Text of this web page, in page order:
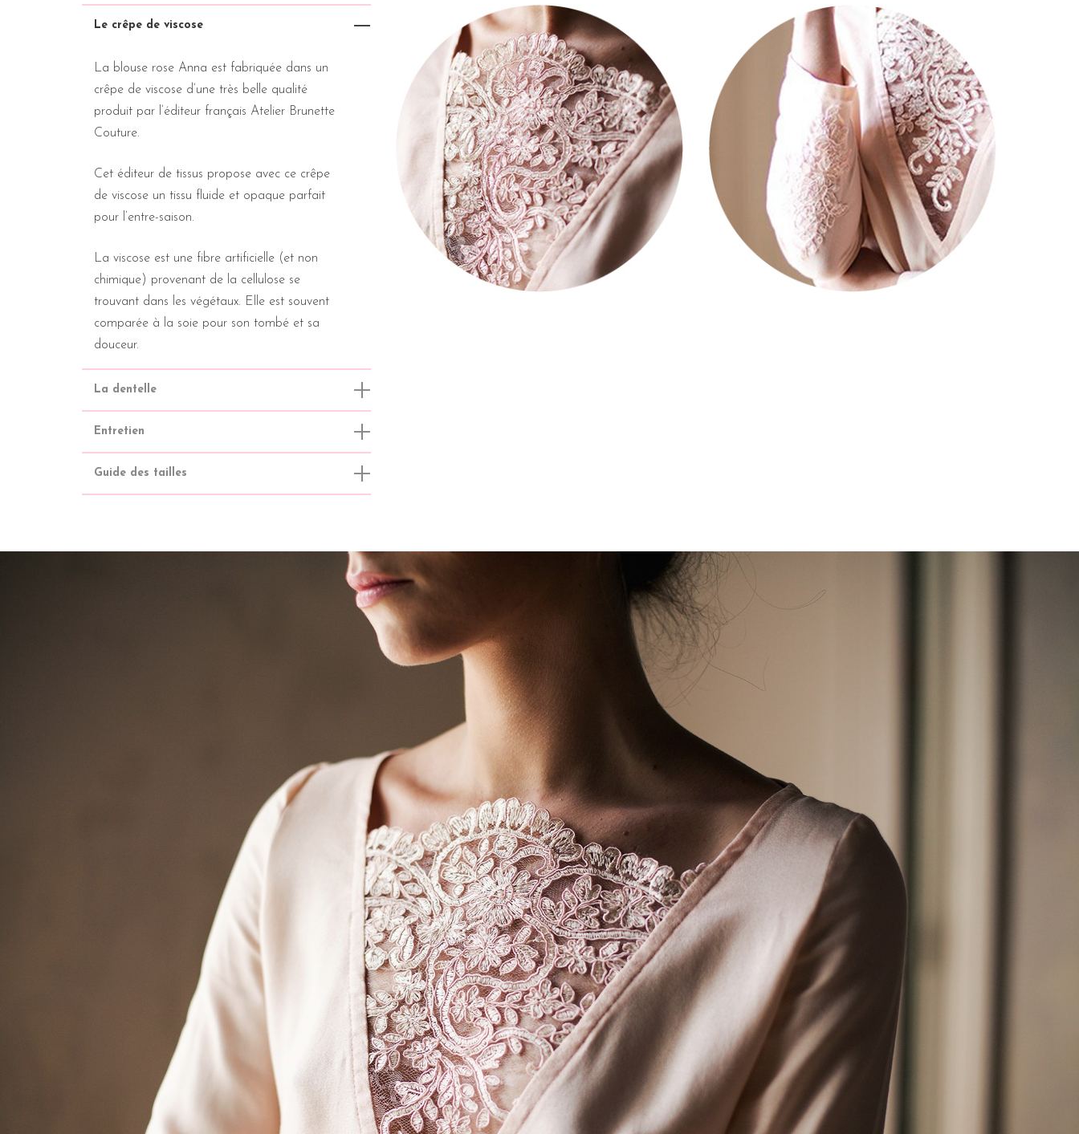
Le crêpe de viscose
La blouse rose Anna est fabriquée dans un
crêpe de viscose d’une très belle qualité
produit par l’éditeur français Atelier Brunette
Couture.
Cet éditeur de tissus propose avec ce crêpe
de viscose un tissu fluide et opaque parfait
pour l’entre-saison.
La viscose est une fibre artificielle (et non
chimique) provenant de la cellulose se
trouvant dans les végétaux. Elle est souvent
comparée à la soie pour son tombé et sa
douceur.
La dentelle
Entretien
Guide des tailles